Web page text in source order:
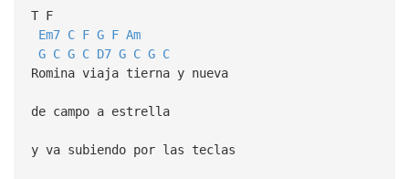
T F
Em7 C F G F Am
G C G C D7 G C G C
Romina viaja tierna y nueva
de campo a estrella
y va subiendo por las teclas